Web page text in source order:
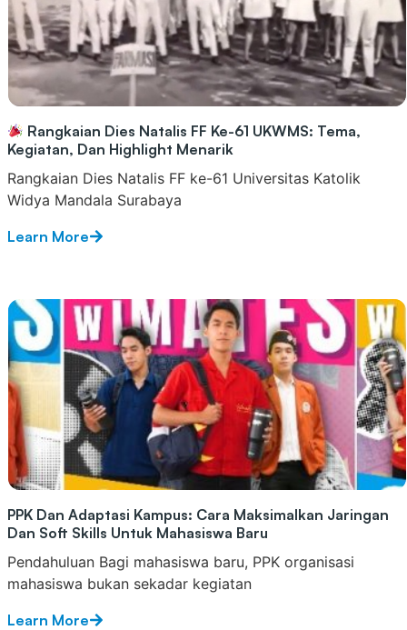
Rangkaian Dies Natalis FF Ke-61 UKWMS: Tema,
Kegiatan, Dan Highlight Menarik
Rangkaian Dies Natalis FF ke-61 Universitas Katolik
Widya Mandala Surabaya
Learn More
PPK Dan Adaptasi Kampus: Cara Maksimalkan Jaringan
Dan Soft Skills Untuk Mahasiswa Baru
Pendahuluan Bagi mahasiswa baru, PPK organisasi
mahasiswa bukan sekadar kegiatan
Learn More